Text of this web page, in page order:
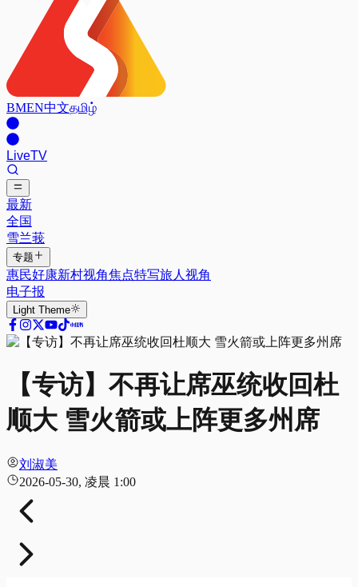
BMEN中文தமிழ்
LiveTV
最新
全国
雪兰莪
专题
惠民好康新村视角焦点特写旅人视角
电子报
Light Theme
【专访】不再让席巫统收回杜
顺大 雪火箭或上阵更多州席
刘淑美
2026-05-30, 凌晨 1:00